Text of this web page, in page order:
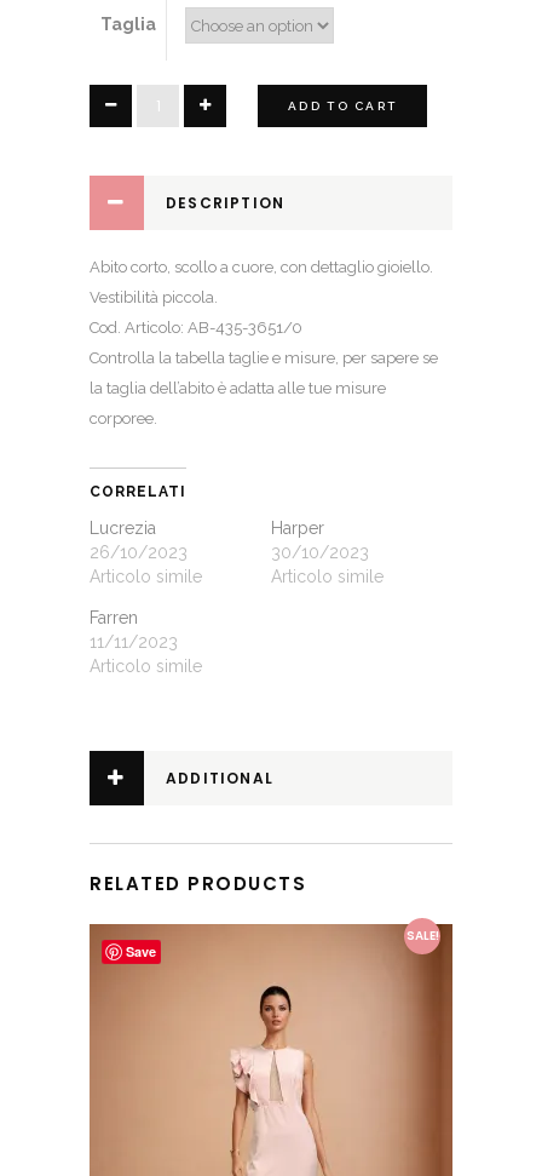
Taglia
Madeline
quantity
ADD TO CART
DESCRIPTION
Abito corto, scollo a cuore, con dettaglio gioiello.
Vestibilità piccola.
Cod. Articolo: AB-435-3651/0
Controlla la tabella taglie e misure, per sapere se
la taglia dell’abito è adatta alle tue misure
corporee.
CORRELATI
Lucrezia
26/10/2023
Articolo simile
Harper
30/10/2023
Articolo simile
Farren
11/11/2023
Articolo simile
ADDITIONAL
RELATED PRODUCTS
Save
SALE!
This product has multiple variants. The options may be chosen on the product page